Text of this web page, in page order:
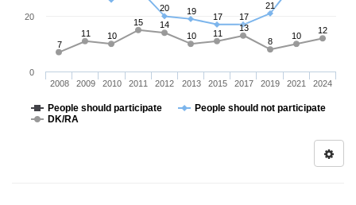
7
11 10
15
14
10
11
13
8
10
12
20 19
17 17
21
People should participate
People should not participate
DK/RA
2008 2009 2010 2011 2012 2013 2015 2017 2019 2021 2024
0
20